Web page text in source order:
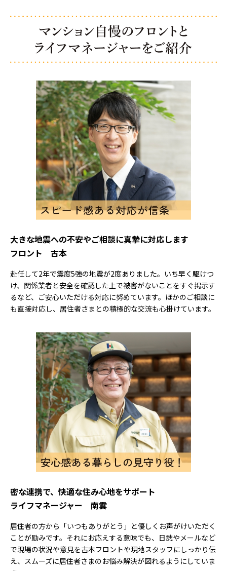
大きな地震への不安やご相談に真摯に対応します
フロント 古本
赴任して2年で震度5強の地震が2度ありました。いち早く駆けつ
け、関係業者と安全を確認した上で被害がないことをすぐ掲示す
るなど、ご安心いただける対応に努めています。ほかのご相談に
も直接対応し、居住者さまとの積極的な交流も心掛けています。
密な連携で、快適な住み心地をサポート
ライフマネージャー 南雲
居住者の方から「いつもありがとう」と優しくお声がけいただく
ことが励みです。それにお応えする意味でも、日誌やメールなど
で現場の状況や意見を古本フロントや現地スタッフにしっかり伝
え、スムーズに居住者さまのお悩み解決が図れるようにしていま